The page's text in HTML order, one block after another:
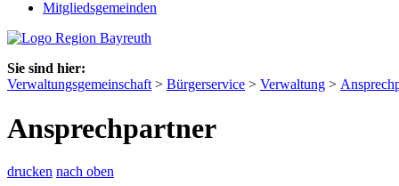
Mitgliedsgemeinden
Sie sind hier:
Verwaltungsgemeinschaft > Bürgerservice > Verwaltung >
Ansprechpartner
drucken nach oben